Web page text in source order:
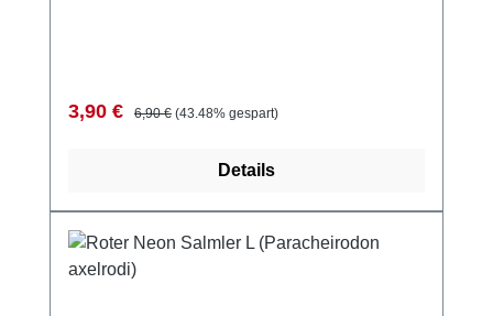
Verkaufspreis:
3,90 € Regulärer Preis:
6,90 € (43.48% gespart)
Details